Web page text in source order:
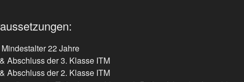
22 Jahre
Abschluss der 3. Klasse ITM
Abschluss der 2. Klasse ITM